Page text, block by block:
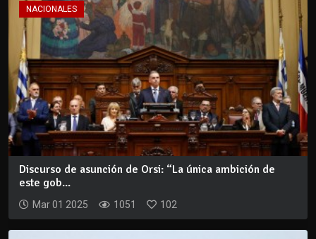
NACIONALES
Discurso de asunción de Orsi: “La única ambición de
este gob...
Mar 01 2025 1051 102